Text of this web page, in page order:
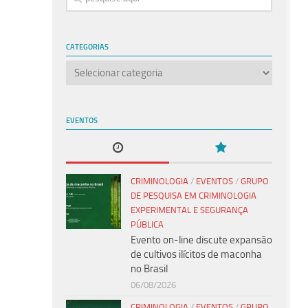
CATEGORIAS
Categorias
EVENTOS
CRIMINOLOGIA / EVENTOS / GRUPO
DE PESQUISA EM CRIMINOLOGIA
EXPERIMENTAL E SEGURANÇA
PÚBLICA
Evento on-line discute expansão
de cultivos ilícitos de maconha
no Brasil
06/08/2026